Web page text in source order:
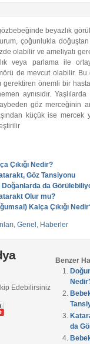
beyazlık
çoğunlukla
olabilir ve ameliyatı
veya parlama ile
de mevcut olabilir.
önemli bir
aynısıdır.
göz merceğinin
küçük ise mercek
Çıkığı Nedir?
Göz Tansiyonu
Doğanlarda da
Olur mu?
Kalça Çıkığı
, Genel , Haberler
Benzer
da
Edebilirsiniz